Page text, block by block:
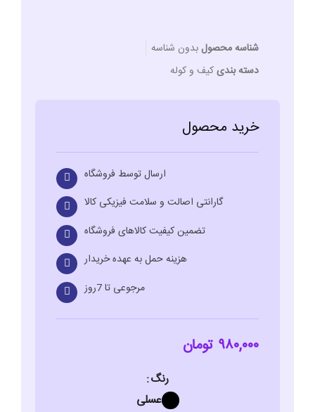
شناسه محصول بدون شناسه
دسته بندیکیف و کوله
خرید محصول
ارسال توسط فروشگاه
گارانتی اصالت و سلامت فیزیکی کالا
تضمین کیفیت کالاهای فروشگاه
هزینه حمل به عهده خریدار
مرجوعی تا 7روز
۹۸۰,۰۰۰ تومان
رنگ
عسلی